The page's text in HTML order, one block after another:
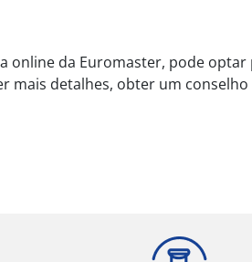
online da Euromaster, pode
mais detalhes, obter um